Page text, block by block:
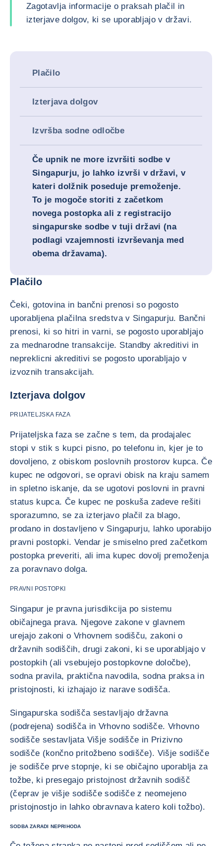
Zagotavlja informacije o praksah plačil in
izterjave dolgov, ki se uporabljajo v državi.
Plačilo
Izterjava dolgov
Izvršba sodne odločbe
Če upnik ne more izvršiti sodbe v
Singapurju, jo lahko izvrši v državi, v
kateri dolžnik poseduje premoženje.
To je mogoče storiti z začetkom
novega postopka ali z registracijo
singapurske sodbe v tuji državi (na
podlagi vzajemnosti izvrševanja med
obema državama).
Plačilo
Čeki, gotovina in bančni prenosi so pogosto
uporabljena plačilna sredstva v Singapurju. Bančni
prenosi, ki so hitri in varni, se pogosto uporabljajo
za mednarodne transakcije. Standby akreditivi in
nepreklicni akreditivi se pogosto uporabljajo v
izvoznih transakcijah.
Izterjava dolgov
PRIJATELJSKA FAZA
Prijateljska faza se začne s tem, da prodajalec
stopi v stik s kupci pisno, po telefonu in, kjer je to
dovoljeno, z obiskom poslovnih prostorov kupca. Če
kupec ne odgovori, se opravi obisk na kraju samem
in spletno iskanje, da se ugotovi poslovni in pravni
status kupca. Če kupec ne poskuša zadeve rešiti
sporazumno, se za izterjavo plačil za blago,
prodano in dostavljeno v Singapurju, lahko uporabijo
pravni postopki. Vendar je smiselno pred začetkom
postopka preveriti, ali ima kupec dovolj premoženja
za poravnavo dolga.
PRAVNI POSTOPKI
Singapur je pravna jurisdikcija po sistemu
običajnega prava. Njegove zakone v glavnem
urejajo zakoni o Vrhovnem sodišču, zakoni o
državnih sodiščih, drugi zakoni, ki se uporabljajo v
postopkih (ali vsebujejo postopkovne določbe),
sodna pravila, praktična navodila, sodna praksa in
pristojnosti, ki izhajajo iz narave sodišča.
Singapurska sodišča sestavljajo državna
(podrejena) sodišča in Vrhovno sodišče. Vrhovno
sodišče sestavljata Višje sodišče in Prizivno
sodišče (končno pritožbeno sodišče). Višje sodišče
je sodišče prve stopnje, ki se običajno uporablja za
tožbe, ki presegajo pristojnost državnih sodišč
(čeprav je višje sodišče sodišče z neomejeno
pristojnostjo in lahko obravnava katero koli tožbo).
SODBA ZARADI NEPRIHODA